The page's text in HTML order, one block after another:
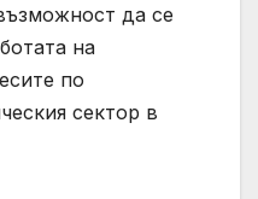
да се
на
по
сектор в